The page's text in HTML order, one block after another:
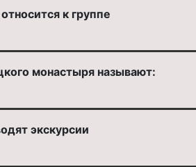
к группе
монастыря называют:
экскурсии